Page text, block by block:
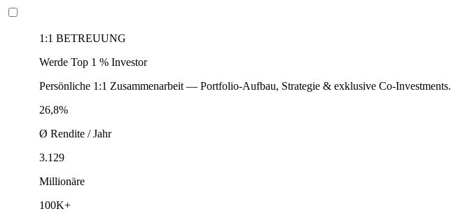
1:1 BETREUUNG
Werde Top 1 % Investor
Persönliche 1:1 Zusammenarbeit — Portfolio-Aufbau, Strategie & exklusive Co-Investments.
26,8%
Ø Rendite / Jahr
3.129
Millionäre
100K+